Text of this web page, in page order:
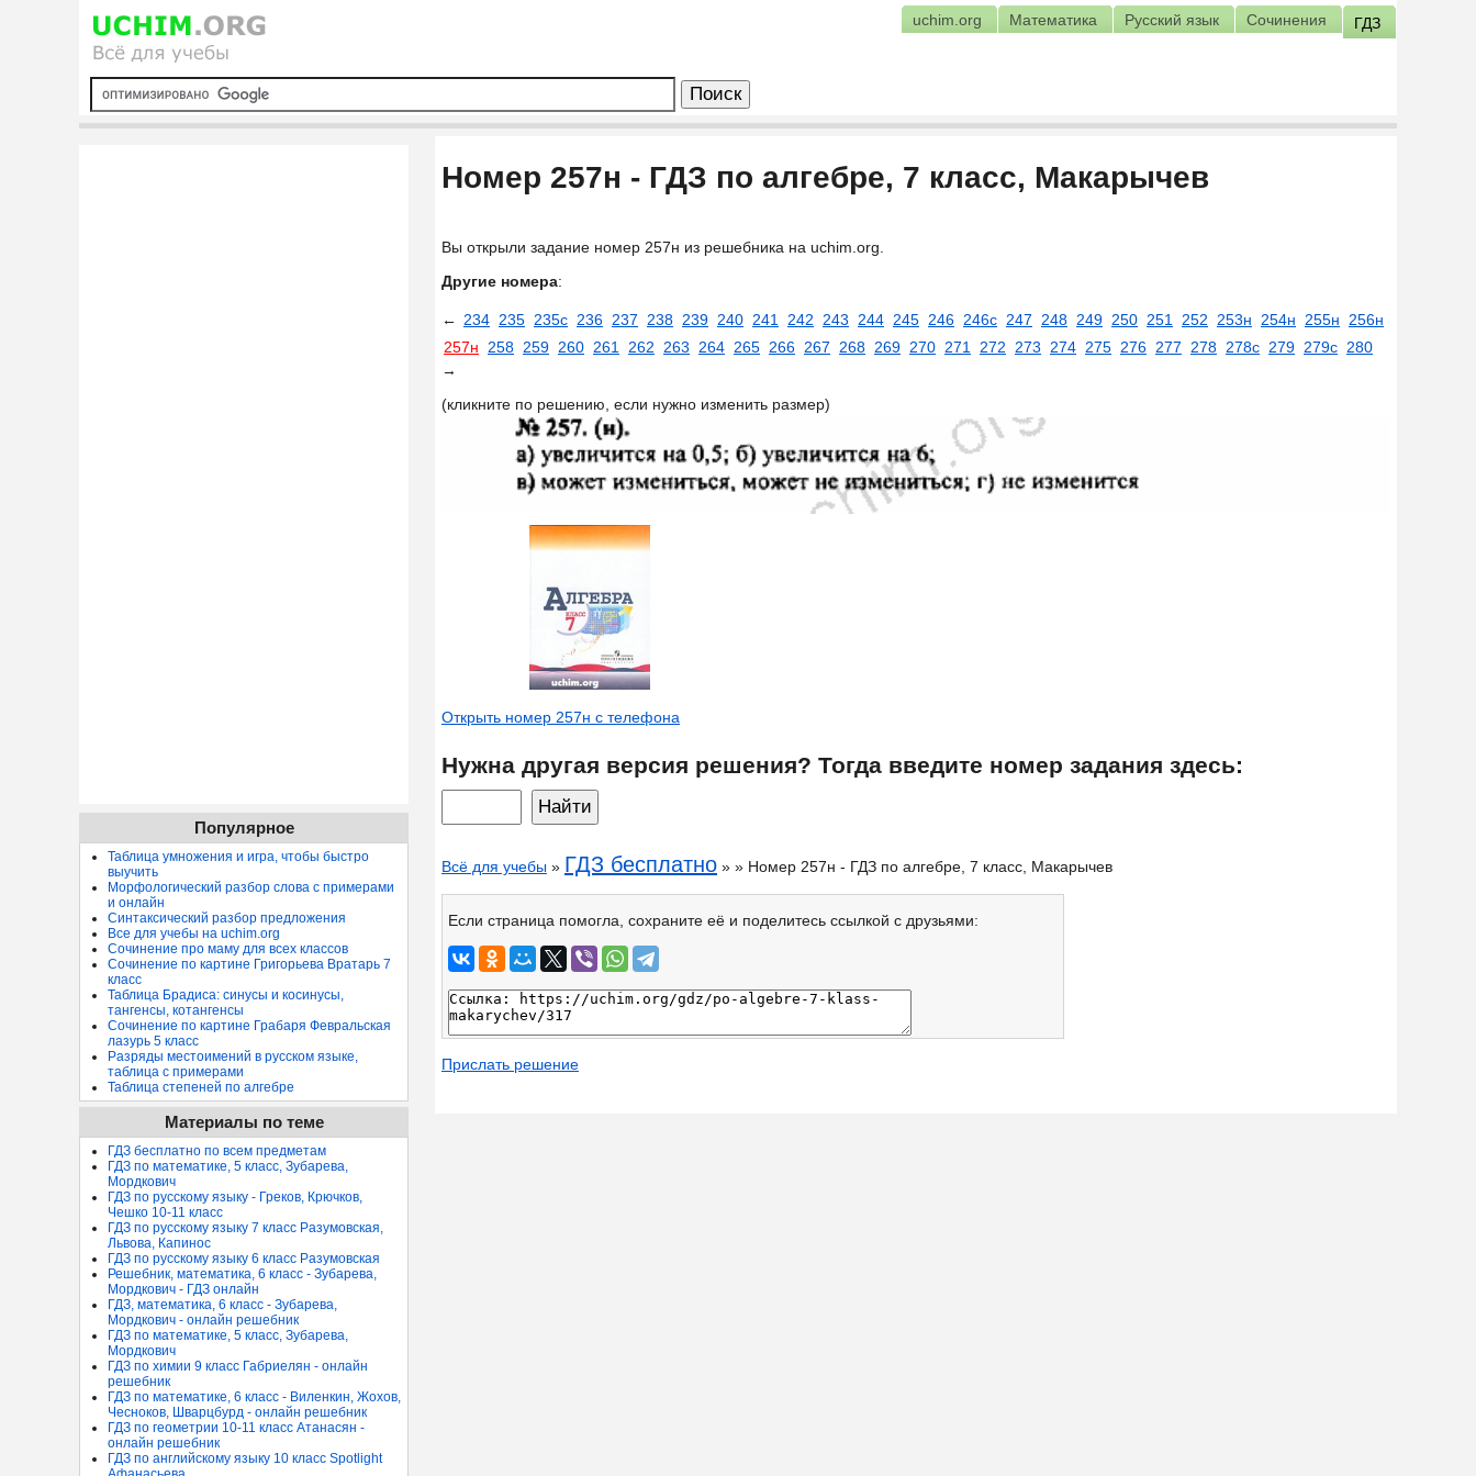
uchim.org Математика Русский язык Сочинения ГДЗ
Номер 257н - ГДЗ по алгебре, 7 класс, Макарычев
Вы открыли задание номер 257н из решебника на uchim.org.
Другие номера:
← 234 235 235c 236 237 238 239 240 241 242 243 244 245 246 246c 247 248 249 250 251 252 253н 254н 255н
256н
257н
258 259 260 261 262 263 264 265 266 267 268 269 270 271 272 273 274 275 276 277 278 278с 279 279с 280
→
(кликните по решению, если нужно изменить размер)
Открыть номер 257н с телефона
Нужна другая версия решения? Тогда введите номер задания здесь:
Всё для учебы » ГДЗ бесплатно » » Номер 257н - ГДЗ по алгебре, 7 класс, Макарычев
Если страница помогла, сохраните её и поделитесь ссылкой с друзьями:
Прислать решение
Популярное
Таблица умножения и игра, чтобы быстро
выучить
Морфологический разбор слова с примерами
и онлайн
Синтаксический разбор предложения
Все для учебы на uchim.org
Сочинение про маму для всех классов
Сочинение по картине Григорьева Вратарь 7
класс
Таблица Брадиса: синусы и косинусы,
тангенсы, котангенсы
Сочинение по картине Грабаря Февральская
лазурь 5 класс
Разряды местоимений в русском языке,
таблица с примерами
Таблица степеней по алгебре
Материалы по теме
ГДЗ бесплатно по всем предметам
ГДЗ по математике, 5 класс, Зубарева,
Мордкович
ГДЗ по русскому языку - Греков, Крючков,
Чешко 10-11 класс
ГДЗ по русскому языку 7 класс Разумовская,
Львова, Капинос
ГДЗ по русскому языку 6 класс Разумовская
Решебник, математика, 6 класс - Зубарева,
Мордкович - ГДЗ онлайн
ГДЗ, математика, 6 класс - Зубарева,
Мордкович - онлайн решебник
ГДЗ по математике, 5 класс, Зубарева,
Мордкович
ГДЗ по химии 9 класс Габриелян - онлайн
решебник
ГДЗ по математике, 6 класс - Виленкин, Жохов,
Чесноков, Шварцбурд - онлайн решебник
ГДЗ по геометрии 10-11 класс Атанасян -
онлайн решебник
ГДЗ по английскому языку 10 класс Spotlight